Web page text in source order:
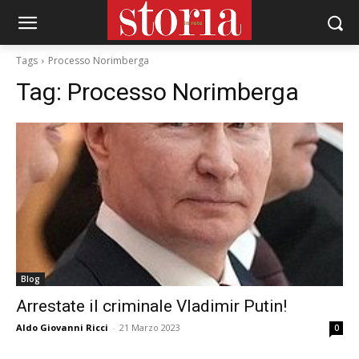
Tags Processo Norimberga
Tag: Processo Norimberga
Blog
Arrestate il criminale Vladimir Putin!
Aldo Giovanni Ricci - 21 Marzo 2023 0